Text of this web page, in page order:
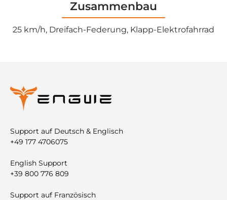
Zusammenbau
25 km/h, Dreifach-Federung, Klapp-Elektrofahrrad
Support auf Deutsch & Englisch
+49 177 4706075
English Support
+39 800 776 809
Support auf Französisch